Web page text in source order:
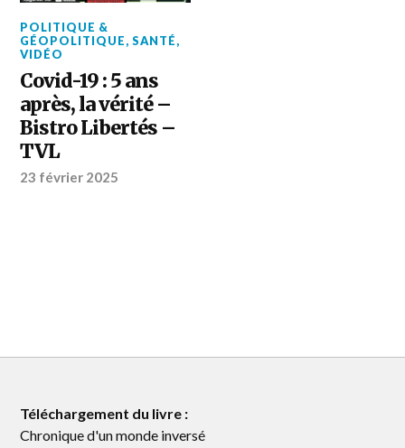
POLITIQUE &
GÉOPOLITIQUE,SANTÉ,
VIDÉO
Covid-19 : 5 ans
après, la vérité –
Bistro Libertés –
TVL
23 février 2025
Téléchargement du livre :
Chronique d'un monde inversé